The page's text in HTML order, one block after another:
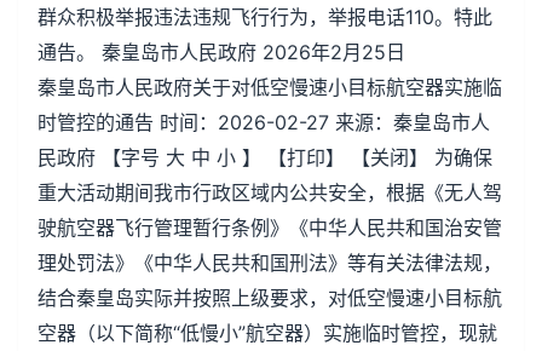
群众积极举报违法违规飞行行为，举报电话110。特此
通告。 秦皇岛市人民政府 2026年2月25日
秦皇岛市人民政府关于对低空慢速小目标航空器实施临
时管控的通告 时间：2026-02-27 来源：秦皇岛市人
民政府 【字号 大 中 小 】 【打印】 【关闭】 为确保
重大活动期间我市行政区域内公共安全，根据《无人驾
驶航空器飞行管理暂行条例》《中华人民共和国治安管
理处罚法》《中华人民共和国刑法》等有关法律法规，
结合秦皇岛实际并按照上级要求，对低空慢速小目标航
空器（以下简称“低慢小”航空器）实施临时管控，现就